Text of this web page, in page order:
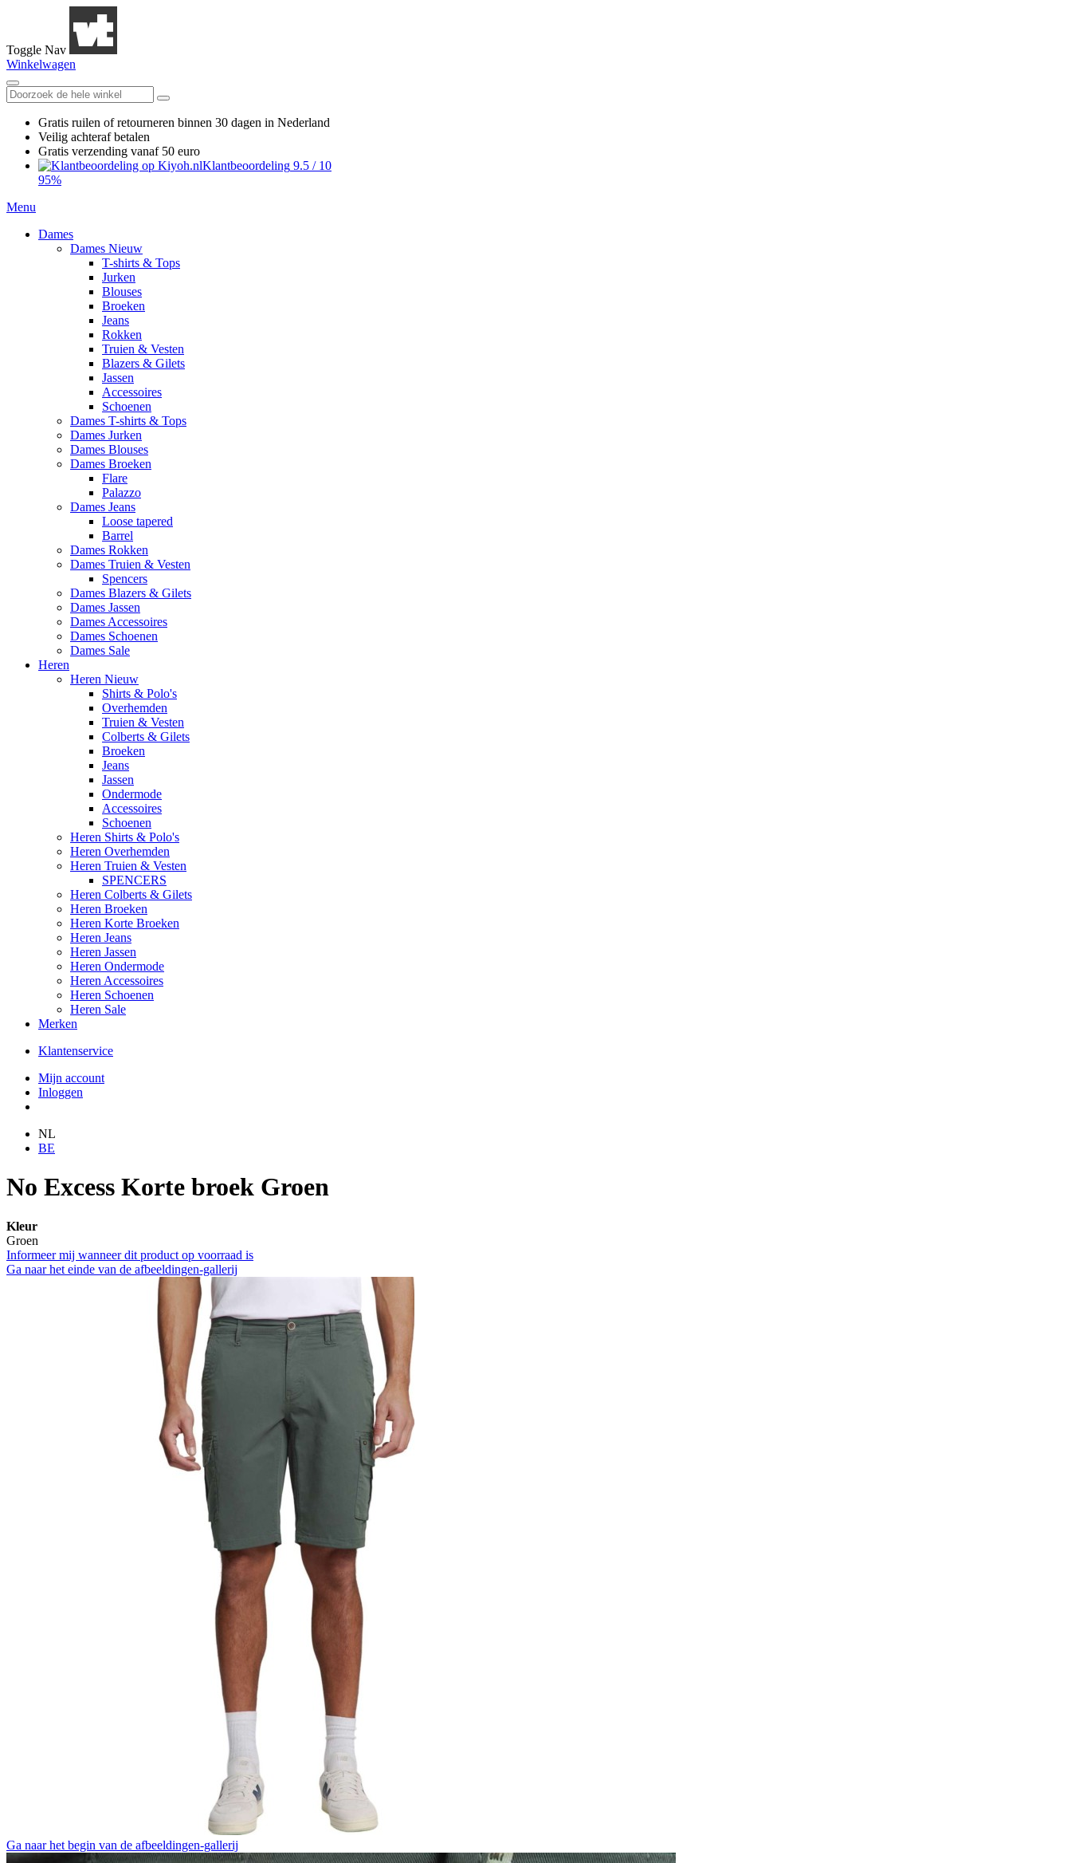
Toggle Nav
Winkelwagen
Gratis ruilen of retourneren binnen 30 dagen in Nederland
Veilig achteraf betalen
Gratis verzending vanaf 50 euro
Klantbeoordeling 9.5 / 10
95%
Menu
Dames
Dames Nieuw
T-shirts & Tops
Jurken
Blouses
Broeken
Jeans
Rokken
Truien & Vesten
Blazers & Gilets
Jassen
Accessoires
Schoenen
Dames T-shirts & Tops
Dames Jurken
Dames Blouses
Dames Broeken
Flare
Palazzo
Dames Jeans
Loose tapered
Barrel
Dames Rokken
Dames Truien & Vesten
Spencers
Dames Blazers & Gilets
Dames Jassen
Dames Accessoires
Dames Schoenen
Dames Sale
Heren
Heren Nieuw
Shirts & Polo's
Overhemden
Truien & Vesten
Colberts & Gilets
Broeken
Jeans
Jassen
Ondermode
Accessoires
Schoenen
Heren Shirts & Polo's
Heren Overhemden
Heren Truien & Vesten
SPENCERS
Heren Colberts & Gilets
Heren Broeken
Heren Korte Broeken
Heren Jeans
Heren Jassen
Heren Ondermode
Heren Accessoires
Heren Schoenen
Heren Sale
Merken
Klantenservice
Mijn account
Inloggen
NL
BE
No Excess Korte broek Groen
Kleur
Groen
Informeer mij wanneer dit product op voorraad is
Ga naar het einde van de afbeeldingen-gallerij
Ga naar het begin van de afbeeldingen-gallerij